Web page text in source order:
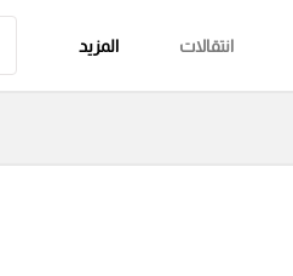
انتقالات المزيد